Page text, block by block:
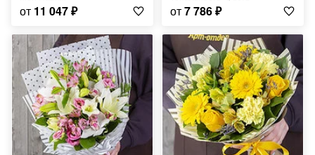
от 11 047₽ от7 786₽